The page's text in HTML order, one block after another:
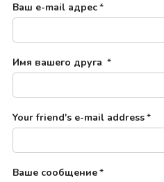
Ваш e-mail адрес*
Имя вашего друга *
Your friend's e-mail address*
Ваше сообщение*